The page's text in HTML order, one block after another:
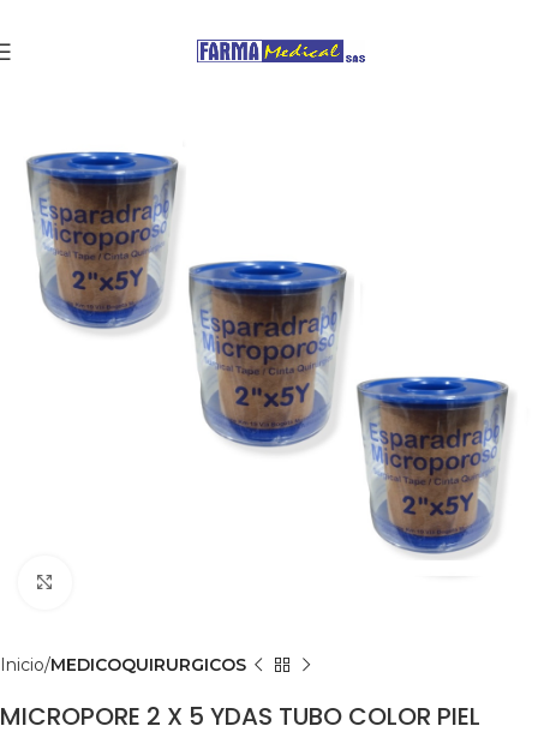
Inicio MEDICOQUIRURGICOS
MICROPORE 2 X 5 YDAS TUBO COLOR PIEL